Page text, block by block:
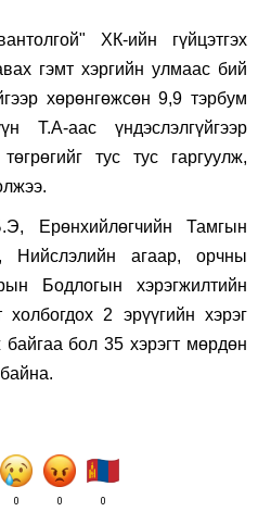
ХК-ийн гүйцэтгэх
гэмт хэргийн улмаас бий
хөрөнгөжсөн 9,9 тэрбум
Т.А-аас үндэслэлгүйгээр
тус тус гаргуулж,
Ерөнхийлөгчийн Тамгын
агаар, орчны
Бодлогын хэрэгжилтийн
2 эрүүгийн хэрэг
бол 35 хэрэгт мөрдөн
0 0 0